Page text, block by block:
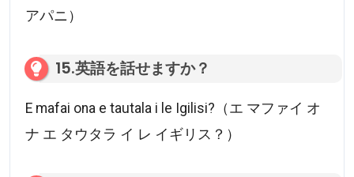
アパニ）
15.英語を話せますか？
E mafai ona e tautala i le Igilisi?（エ マファイ オ
ナ エ タウタラ イ レ イギリス？）